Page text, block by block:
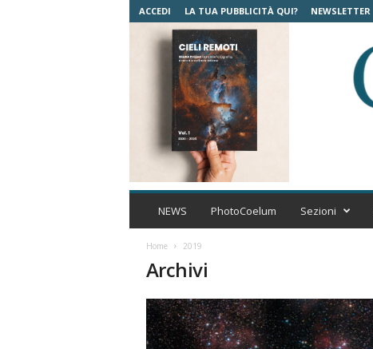
ACCEDI LA TUA PUBBLICITÀ QUI? NEWSLETTER
C
s
t
NEWS PhotoCoelum Sezioni
Home 2019
Archivi